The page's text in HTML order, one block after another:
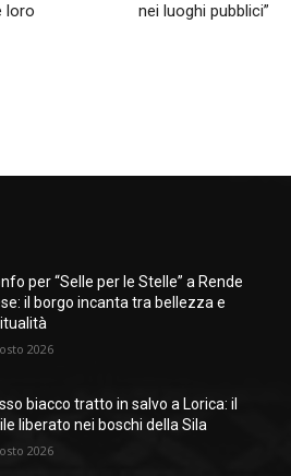
loro
nei luoghi pubblici”
per “Selle per le Stelle” a Rende
il borgo incanta tra bellezza e
2026
biacco tratto in salvo a Lorica: il
liberato nei boschi della Sila
2026